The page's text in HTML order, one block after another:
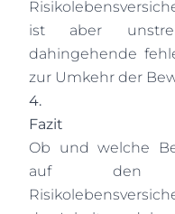
ist aber
dahingehende
zur Umkehr der
4.
Fazit
Ob und welche
auf den